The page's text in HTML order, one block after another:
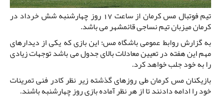
تیم فوتبال مس کرمان از ساعت 17 روز چهارشنبه شش خرداد در
کرمان میزبان تیم نساجی قائمشهر می باشد.
به گزارش روابط عمومی باشگاه مس؛ این بازی که یکی از دیدارهای
مهم این هفته در تعیین معادلات بالای جدول می باشد توجهات زیادی
را به خود جلب خواهد کرد.
بازیکنان مس کرمان طی روزهای گذشته زیر نظر کادر فنی تمرینات
خود را ادامه دادنند تا از هر نظر آماده بازی روز چهارشنبه باشند.